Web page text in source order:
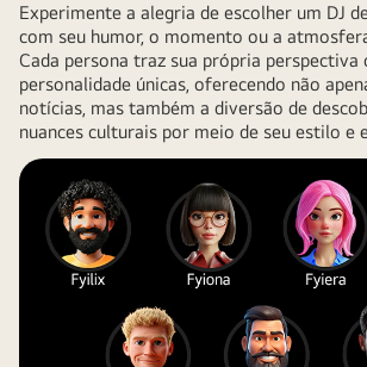
Experimente a alegria de escolher um DJ
com seu humor, o momento ou a
Cada persona traz sua própria perspectiva
personalidade únicas, oferecendo não
notícias, mas também a diversão de
nuances culturais por meio de seu estilo e